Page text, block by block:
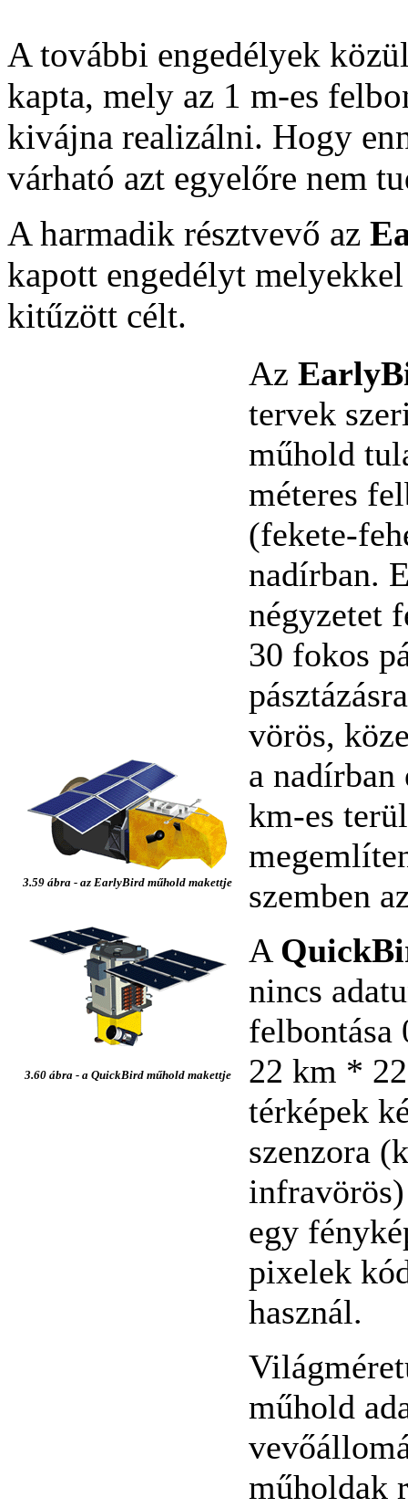
A további engedélyek
kapta, mely az 1 m-es
kivájna realizálni. Hogy
várható azt egyelőre nem
A harmadik résztvevő az
kapott engedélyt
kitűzött célt.
3.59 ábra - az EarlyBird műhold makettje
3.60 ábra - a QuickBird műhold makettje
Az
tervek
műhold
méteres
(fekete-
nadírban.
négyzetet
30 fokos
vörös,
a nadírban
km-es
szemben
A
nincs
felbontása
22 km *
térképek
szenzora
egy
pixelek
használ.
műhold
műholdak